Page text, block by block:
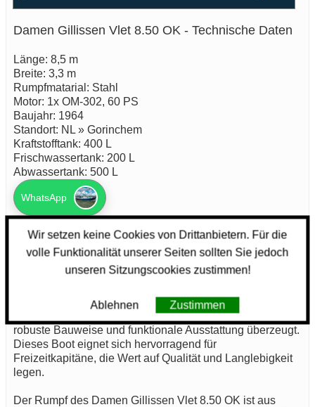
Damen Gillissen Vlet 8.50 OK - Technische Daten
Länge: 8,5 m
Breite: 3,3 m
Rumpfmatarial: Stahl
Motor: 1x OM-302, 60 PS
Baujahr: 1964
Standort: NL » Gorinchem
Kraftstofftank: 400 L
Frischwassertank: 200 L
Abwassertank: 500 L
WhatsApp
25.000,- EUR
Technisches Motorboot: Damen Gillissen Vlet 8.50 OK
Das Damen Gillissen Vlet 8.50 OK ist ein klassisches
Motorboot aus dem Baujahr 1964, das durch seine
robuste Bauweise und funktionale Ausstattung überzeugt.
Dieses Boot eignet sich hervorragend für
Freizeitkapitäne, die Wert auf Qualität und Langlebigkeit
legen.
Der Rumpf des Damen Gillissen Vlet 8.50 OK ist aus
Wir setzen keine Cookies von Drittanbietern. Für die
volle Funktionalität unserer Seiten sollten Sie jedoch
unseren Sitzungscookies zustimmen!
Ablehnen Zustimmen